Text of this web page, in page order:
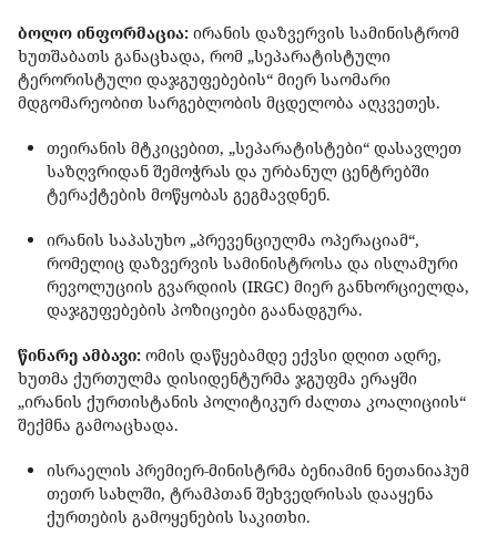
ბოლო ინფორმაცია: ირანის დაზვერვის სამინისტრომ
ხუთშაბათს განაცხადა, რომ „სეპარატისტული
ტერორისტული დაჯგუფებების“ მიერ საომარი
მდგომარეობით სარგებლობის მცდელობა აღკვეთეს.
თეირანის მტკიცებით, „სეპარატისტები“ დასავლეთ
საზღვრიდან შემოჭრას და ურბანულ ცენტრებში
ტერაქტების მოწყობას გეგმავდნენ.
ირანის საპასუხო „პრევენციულმა ოპერაციამ“,
რომელიც დაზვერვის სამინისტროსა და ისლამური
რევოლუციის გვარდიის (IRGC) მიერ განხორციელდა,
დაჯგუფებების პოზიციები გაანადგურა.
წინარე ამბავი: ომის დაწყებამდე ექვსი დღით ადრე,
ხუთმა ქურთულმა დისიდენტურმა ჯგუფმა ერაყში
„ირანის ქურთისტანის პოლიტიკურ ძალთა კოალიციის“
შექმნა გამოაცხადა.
ისრაელის პრემიერ-მინისტრმა ბენიამინ ნეთანიაჰუმ
თეთრ სახლში, ტრამპთან შეხვედრისას დააყენა
ქურთების გამოყენების საკითხი.